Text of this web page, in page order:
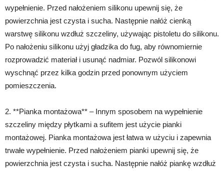
wypełnienie. Przed nałożeniem silikonu upewnij się, że
powierzchnia jest czysta i sucha. Następnie nałóż cienką
warstwę silikonu wzdłuż szczeliny, używając pistoletu do silikonu.
Po nałożeniu silikonu użyj gładzika do fug, aby równomiernie
rozprowadzić materiał i usunąć nadmiar. Pozwól silikonowi
wyschnąć przez kilka godzin przed ponownym użyciem
pomieszczenia.
2. **Pianka montażowa** – Innym sposobem na wypełnienie
szczeliny między płytkami a sufitem jest użycie pianki
montażowej. Pianka montażowa jest łatwa w użyciu i zapewnia
trwałe wypełnienie. Przed nałożeniem pianki upewnij się, że
powierzchnia jest czysta i sucha. Następnie nałóż piankę wzdłuż